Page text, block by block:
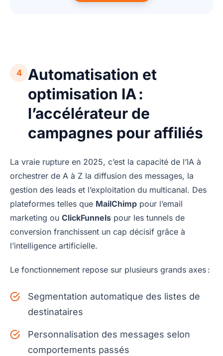
4
Automatisation et
optimisation IA :
l’accélérateur de
campagnes pour affiliés
La vraie rupture en 2025, c’est la capacité de l’IA à
orchestrer de A à Z la diffusion des messages, la
gestion des leads et l’exploitation du multicanal. Des
plateformes telles que MailChimp pour l’email
marketing ou ClickFunnels pour les tunnels de
conversion franchissent un cap décisif grâce à
l’intelligence artificielle.
Le fonctionnement repose sur plusieurs grands axes :
Segmentation automatique des listes de
destinataires
Personnalisation des messages selon
comportements passés